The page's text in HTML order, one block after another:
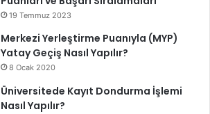
19 Temmuz 2023
Merkezi Yerleştirme Puanıyla (MYP)
Yatay Geçiş Nasıl Yapılır?
8 Ocak 2020
Üniversitede Kayıt Dondurma İşlemi
Nasıl Yapılır?